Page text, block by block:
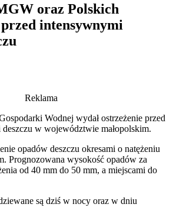
oraz Polskich
intensywnymi
Reklama
Wodnej wydał ostrzeżenie przed
w województwie małopolskim.
opadów deszczu okresami o natężeniu
Prognozowana wysokość opadów za
od 40 mm do 50 mm, a miejscami do
są dziś w nocy oraz w dniu